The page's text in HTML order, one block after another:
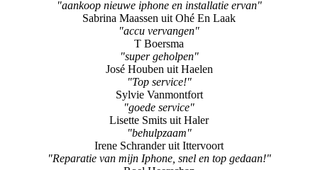
"super geholpen"
José Houben uit Haelen
"Top service!"
Sylvie Vanmontfort
"goede service"
Lisette Smits uit Haler
"behulpzaam"
Irene Schrander uit Ittervoort
"Reparatie van mijn Iphone, snel en top gedaan!"
Roel Heerschap
"superrrr fijne hulp"
Anneliet Vleeshouwers
"Erg prettig ontvangen en perfect geholpen!"